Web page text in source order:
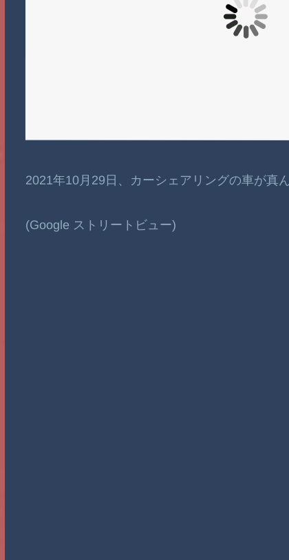
2021年10月29日、カーシェアリングの車が真
(Google ストリートビュー)